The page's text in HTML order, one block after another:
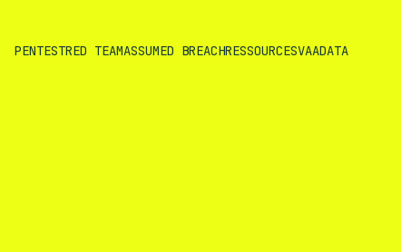
PENTESTRED TEAMASSUMED BREACHRESSOURCESVAADATA